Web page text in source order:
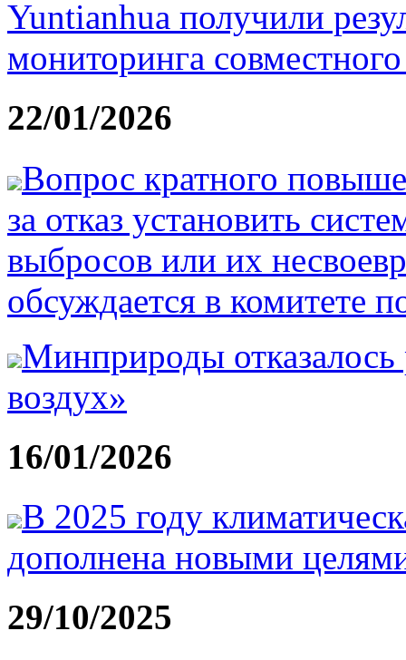
Yuntianhua получили
мониторинга
22/01/2026
Вопрос кратного
за отказ установить
выбросов или их
обсуждается в комитете
Минприроды
воздух»
16/01/2026
В 2025 году
дополнена новыми
29/10/2025